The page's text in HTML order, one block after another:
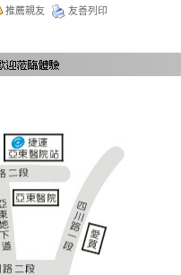
推薦親友 友善列印